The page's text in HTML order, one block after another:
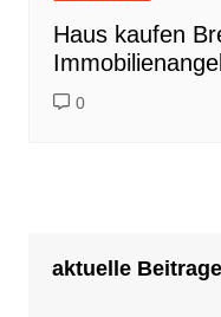
Haus kaufen
0
aktuelle Beitrage